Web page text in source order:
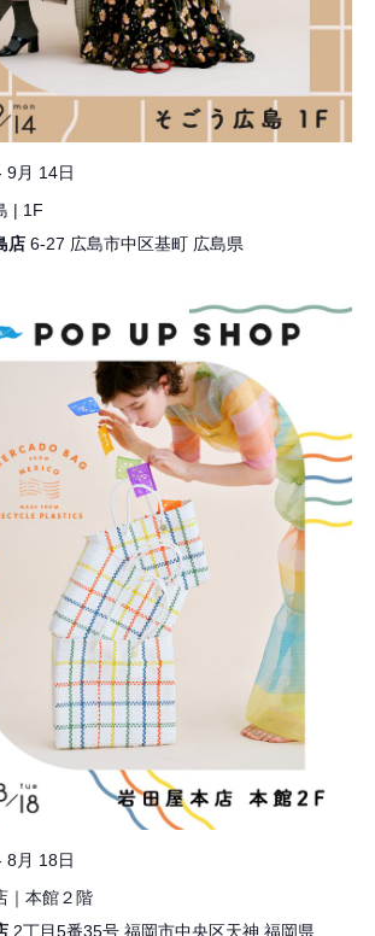
9月 14日
| 1F
店 6-27 広島市中区基町 広島県
8月 18日
｜本館２階
2丁目5番35号 福岡市中央区天神 福岡県